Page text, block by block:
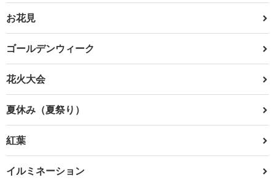
お花見
ゴールデンウィーク
花火大会
夏休み（夏祭り）
紅葉
イルミネーション